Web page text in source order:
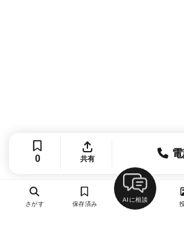
0 共有
さがす 保存済み
AIに相談